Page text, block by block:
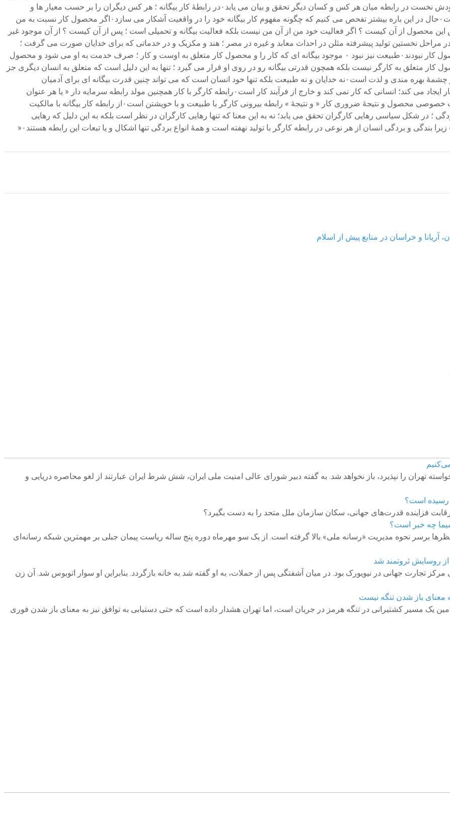
از زندگی انسانی بیگانه اند۰بیگانگی انسان به ویژه ؛ رابطهٔ انسان با خودش نخست در رابطه میان هر کس و کسان دیگر تحقق و بیان می یابد۰در رابطهٔ کار بیگانه ؛ هر کس دیگران را بر حسب معیار ها و‌
روابطی می نگرد که خود در درون آنها به عنوان کارگر جای گرفته است۰حال در این باره بیشتر تفحص می کنیم که چگونه مفهوم کار بیگانه خود را در واقعیت آشکار می سازد۰اگر محصول کار نسبت به من
محصول از آن کیست ؟ اگر فعالیت خود من از آن من نیست بلکه فعالیت بیگانه و تحمیلی است ؛ پس از آن کیست ؟ از آن موجود غیر
مراحل نخستین تولید پیشرفته مثلن در احداث معابد و غیره در مصر ؛ هند ‌و مکزیک و در خدماتی که برای خدایان صورت می گرفت ؛
محصول کار از آن خدایان بود۰اما هرگز خدایان به تنهایی صاحبان محصول کار نبودند۰طبیعت نیز نبود ۰ موجود بیگانه ای که کار را و محصول کار متعلق به اوست و کار ؛ صرف خدمت به او می شود و محصول
برداری اوست ؛ تنها می تواند خود انسان باشد۰اگر محصول کار متعلق به کارگر نیست بلکه همچون قدرتی بیگانه رو در روی او قرار می گیرد ؛ تنها به این دلیل است که متعلق به انسان دیگری جز
کارگر است۰اگر کار برای کارگر عذاب آور است ؛ برای آن دیگری سر چشمهٔ بهره مندی و لذت است۰نه خدایان و‌ نه طبیعت بلکه تنها خود انسان است که می تواند چنین قدرت بیگانه ای برای آدمیان
باشد۰کارکر از طریق کار از خود بیگانه رابطه انسان دیگری را با این کار ایجاد می کند؛ انسانی که کار نمی کند و خارج از فرآیند کار است۰رابطه کارگر با کار همچنین مولد رابطه سرمایه دار « یا هر عنوان
دیگری که برای توصیف صاحب کار به کار ببریم » با کار است۰مالکیت خصوصی محصول و نتیجهٔ ضروری کار « و نتیجهٔ » رابطه بیرونی کارگر با طبیعت و با خویشتن است۰از رابطه کار بیگانه با مالکیت
در شکل سیاسی رهایی کارگران تحقق می یابد؛ نه به این معنا که تنها رهایی کارگران در نظر است بلکه به این دلیل که رهایی
کارگران شامل رهایی بشریت به طور کلی است « واجد اهمیت است» زیرا بندگی و بردگی انسان از هر نوعی در رابطه کارگر با تولید نهفته است و همهٔ انواع بردگی تنها اشکال و یا تبعات این رابطه هستند۰«
آریانا و خراسان در منابع پیش از اسلام
تهران را نپذیرد، باز نخواهد شد. به گفته دبیر شورای عالی امنیت ملی ایران، شش شرط ایران عبارتند از لغو محاصره دریایی و
رسیده است؟
فزاینده قدرت‌های جهانی، سکان سازمان ملل متحد را به دست بگیرد؟
برسر نحوه مدیریت «رسانه ملی» بالا گرفته است. از یک سو مهرماه دوره پنج ساله ریاست پیمان جبلی بر مهمترین شبکه رسانه‌ای
از روسایش ثروتمند شد
در نزدیکی مرکز تجارت جهانی در نیویورک بود. در میان آشفتگی پس از حملات، به او گفته شد به خانه بازگردد. بنابراین او سوار اتوبوس شد. آن زن
معنای باز شدن تنگه نیست
یک مسیر کشتیرانی در تنگه هرمز در جریان است، اما تهران هشدار داده است که حتی دستیابی به توافق نیز به معنای باز شدن فوری